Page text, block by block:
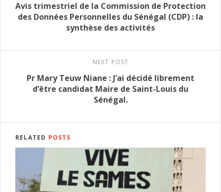
Avis trimestriel de la Commission de Protection
des Données Personnelles du Sénégal (CDP) : la
synthèse des activités
NEXT POST
Pr Mary Teuw Niane : J’ai décidé librement
d’être candidat Maire de Saint-Louis du
Sénégal.
RELATED POSTS